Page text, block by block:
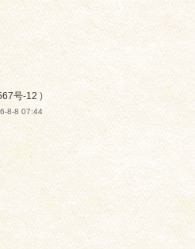
号-12 )
8-8 07:44